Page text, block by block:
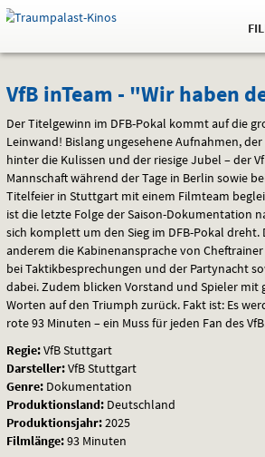
Springe
zum
,zum
.
Navigation
Service
Gehe
zur
Auswahl
VfB
inTeam
-
"Wir
haben
den
Pokal"
VfB inTeam - "Wir haben
Der Titelgewinn im DFB-Pokal kommt auf die
Leinwand! Bislang ungesehene Aufnahmen, der
hinter die Kulissen und der riesige Jubel – der
Mannschaft während der Tage in Berlin sowie
Titelfeier in Stuttgart mit einem Filmteam
ist die letzte Folge der Saison-Dokumentation
sich komplett um den Sieg im DFB-Pokal dreht.
anderem die Kabinenansprache von
bei Taktikbesprechungen und der Partynacht
dabei. Zudem blicken Vorstand und Spieler mit
Worten auf den Triumph zurück. Fakt ist: Es
rote 93 Minuten – ein Muss für jeden Fan des
Regie:VfB Stuttgart
Darsteller:VfB Stuttgart
Genre: Dokumentation
Produktionsland: Deutschland
Produktionsjahr:2025
Filmlänge:93 Minuten